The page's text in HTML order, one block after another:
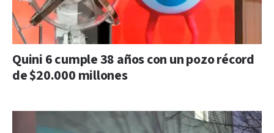
Quini 6 cumple 38 años con un pozo récord
de $20.000 millones